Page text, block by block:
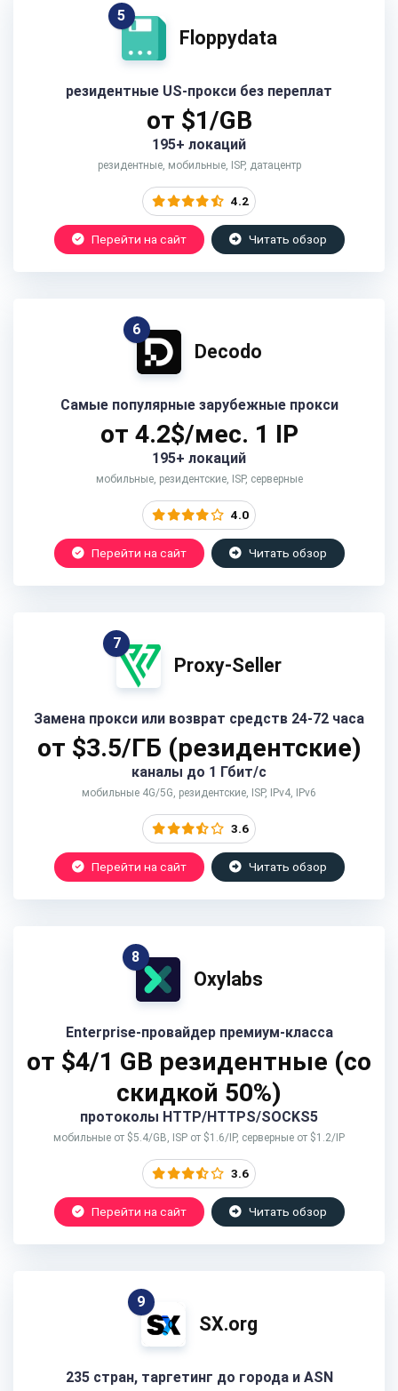
5
Floppydata
резидентные US-прокси без переплат
от $1/GB
195+ локаций
резидентные, мобильные, ISP, датацентр
4.2
Перейти на сайт Читать обзор
6
Decodo
Самые популярные зарубежные прокси
от 4.2$/мес. 1 IP
195+ локаций
мобильные, резидентские, ISP, серверные
4.0
Перейти на сайт Читать обзор
7
Proxy-Seller
Замена прокси или возврат средств 24-72 часа
от $3.5/ГБ (резидентские)
каналы до 1 Гбит/c
мобильные 4G/5G, резидентские, ISP, IPv4, IPv6
3.6
Перейти на сайт Читать обзор
8
Oxylabs
Enterprise-провайдер премиум-класса
от $4/1 GB резидентные (со
скидкой 50%)
протоколы HTTP/HTTPS/SOCKS5
мобильные от $5.4/GB, ISP от $1.6/IP, серверные от $1.2/IP
3.6
Перейти на сайт Читать обзор
9
SX.org
235 стран, таргетинг до города и ASN